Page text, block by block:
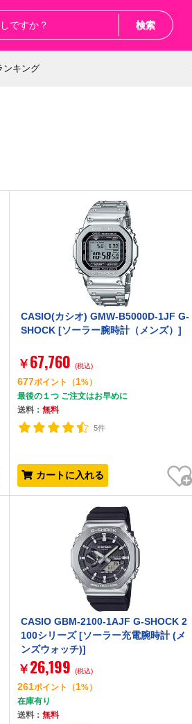
検索
ンキング
CASIO(カシオ) GMW-B5000D-1JF G-
SHOCK [ソーラー腕時計（メンズ）]
￥ 67,760 (税込)
677ポイント （1%）
最後の１つ ご注文はお早めに
送料： 無料
5件
カートに入れる
お気に入り
CASIO GBM-2100-1AJF G-SHOCK 2
100シリーズ [ソーラー充電腕時計 (メ
ンズウォッチ)]
￥ 26,199 (税込)
261ポイント （1%）
在庫有り
送料： 無料